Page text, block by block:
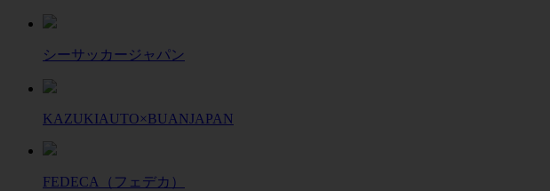
シーサッカージャパン
KAZUKIAUTO×BUANJAPAN
FEDECA（フェデカ）